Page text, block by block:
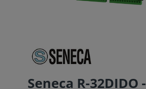
Seneca R-32DIDO -